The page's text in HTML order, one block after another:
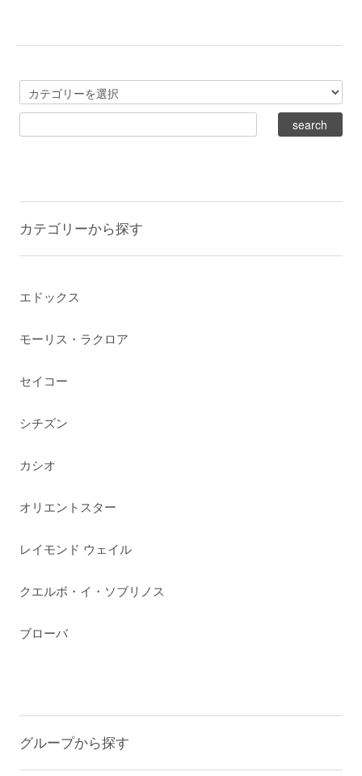
カテゴリーから探す
エドックス
モーリス・ラクロア
セイコー
シチズン
カシオ
オリエントスター
レイモンド ウェイル
クエルボ・イ・ソブリノス
ブローバ
グループから探す